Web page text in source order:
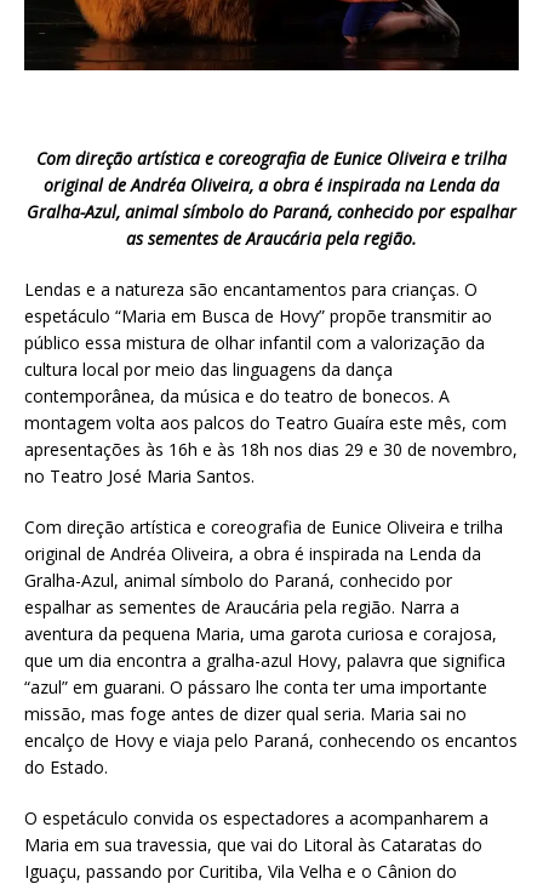
Com direção artística e coreografia de Eunice Oliveira e trilha
original de Andréa Oliveira, a obra é inspirada na Lenda da
Gralha-Azul, animal símbolo do Paraná, conhecido por espalhar
as sementes de Araucária pela região.
Lendas e a natureza são encantamentos para crianças. O
espetáculo “Maria em Busca de Hovy” propõe transmitir ao
público essa mistura de olhar infantil com a valorização da
cultura local por meio das linguagens da dança
contemporânea, da música e do teatro de bonecos. A
montagem volta aos palcos do Teatro Guaíra este mês, com
apresentações às 16h e às 18h nos dias 29 e 30 de novembro,
no Teatro José Maria Santos.
Com direção artística e coreografia de Eunice Oliveira e trilha
original de Andréa Oliveira, a obra é inspirada na Lenda da
Gralha-Azul, animal símbolo do Paraná, conhecido por
espalhar as sementes de Araucária pela região. Narra a
aventura da pequena Maria, uma garota curiosa e corajosa,
que um dia encontra a gralha-azul Hovy, palavra que significa
“azul” em guarani. O pássaro lhe conta ter uma importante
missão, mas foge antes de dizer qual seria. Maria sai no
encalço de Hovy e viaja pelo Paraná, conhecendo os encantos
do Estado.
O espetáculo convida os espectadores a acompanharem a
Maria em sua travessia, que vai do Litoral às Cataratas do
Iguaçu, passando por Curitiba, Vila Velha e o Cânion do